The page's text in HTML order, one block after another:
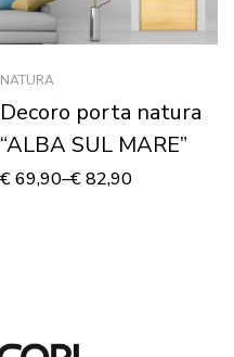
NATURA
Decoro porta natura
“ALBA SUL MARE”
€69,90–€82,90